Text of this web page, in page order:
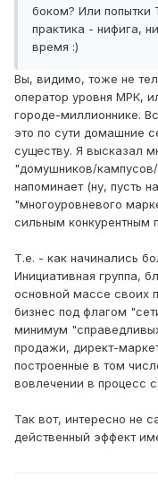
боком? Или
практика - нифига,
время :)
Вы, видимо, тоже не
оператор уровня МРК,
городе-миллионнике.
это по сути домашние
существу. Я высказал
"домушников/
напоминает (ну, пусть
"многоуровневого
сильным конкурентным
Т.е. - как начинались
Инициативная группа,
основной массе своих
бизнес под флагом
минимум
продажи, директ-
построенные в том
вовлечении в процесс
Так вот, интересно не
действенный эффект